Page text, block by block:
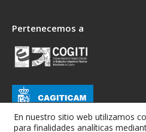
Pertenecemos a
En nuestro sitio web utilizamos
para finalidades analíticas